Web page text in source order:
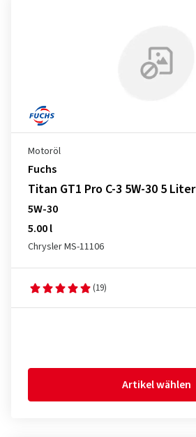
Motoröl
Fuchs
Titan GT1 Pro C-3 5W-30 5 Liter
5W-30
5.00 l
Chrysler MS-11106
(19)
Artikel wählen